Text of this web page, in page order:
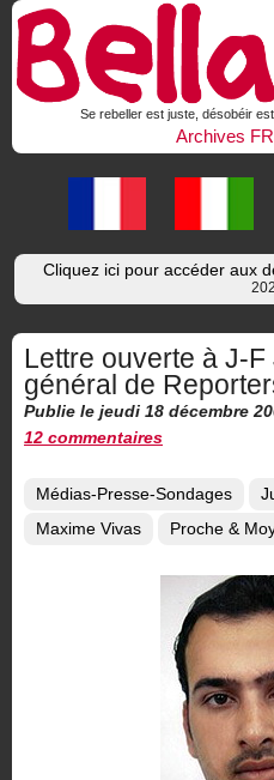
Se rebeller est juste, désobéir
Archives
Cliquez ici pour accéder aux
Lettre ouverte à J-
général de
Publie le jeudi 18 décembre
12 commentaires
Médias-Presse-Sondages
Maxime Vivas
Proche &